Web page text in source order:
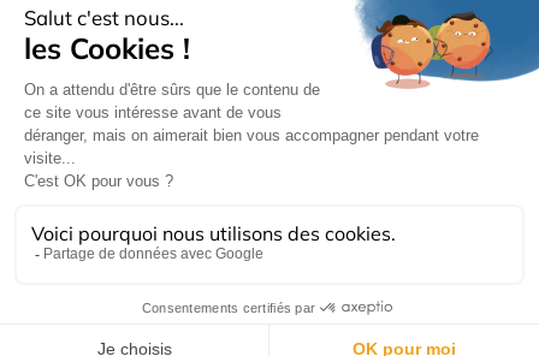
Bons de réduction
de ventes| © Hydrodis 2003-2026. Tous droits réservés